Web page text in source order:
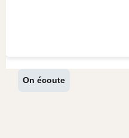
On écoute